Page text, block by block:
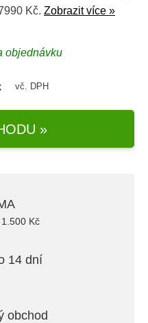
Kč. Zobrazit více »
objednávku
vč. DPH
»
Kč
14 dní
obchod